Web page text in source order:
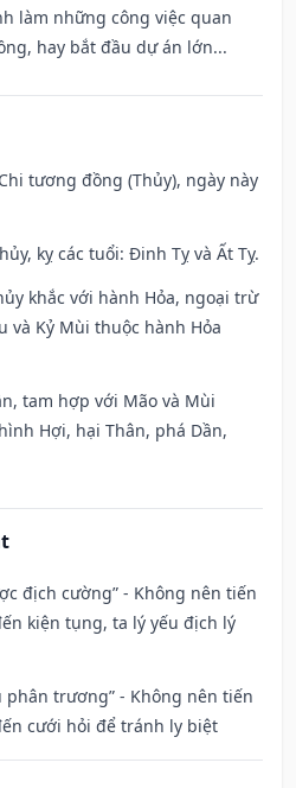
làm những công việc quan
hay bắt đầu dự án lớn...
tương đồng (Thủy), ngày này
kỵ các tuổi: Đinh Tỵ và Ất Tỵ.
khắc với hành Hỏa, ngoại trừ
và Kỷ Mùi thuộc hành Hỏa
tam hợp với Mão và Mùi
Hợi, hại Thân, phá Dần,
địch cường” - Không nên tiến
kiện tụng, ta lý yếu địch lý
phân trương” - Không nên tiến
cưới hỏi để tránh ly biệt